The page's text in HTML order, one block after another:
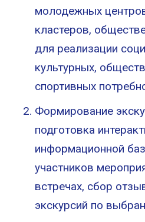
молодежных
кластеров,
для реализации
культурных,
спортивных
Формирование
подготовка
информационной
участников
встречах, сбор
экскурсий по